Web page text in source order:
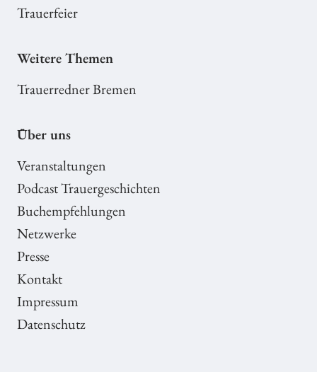
Trauerfeier
Weitere Themen
Trauerredner Bremen
Über uns
Veranstaltungen
Podcast Trauergeschichten
Buchempfehlungen
Netzwerke
Presse
Kontakt
Impressum
Datenschutz